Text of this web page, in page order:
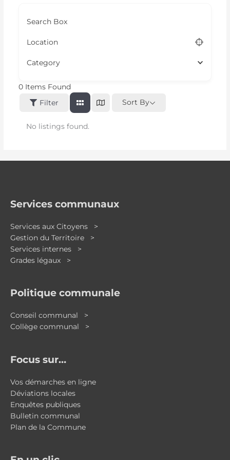
Search Box
Location
Category
0 Items Found
Filter
Sort By
No listings found.
Services communaux
Services aux Citoyens >
Gestion du Territoire >
Services internes >
Grades légaux >
Politique communale
Conseil communal >
Collège communal >
Focus sur…
Vos démarches en ligne
Déviations locales
Enquêtes publiques
Bulletin communal
Plan de la Commune